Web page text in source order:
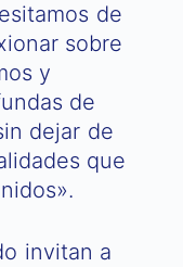
de
sobre
y
de
dejar de
que
invitan a